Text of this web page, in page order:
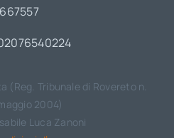
02076540224
Tribunale di Rovereto n.
2004)
Luca Zanoni